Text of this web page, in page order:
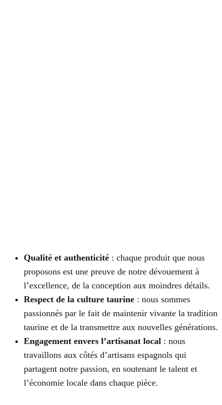
Qualité et authenticité : chaque produit que nous
proposons est une preuve de notre dévouement à
l’excellence, de la conception aux moindres détails.
Respect de la culture taurine : nous sommes
passionnés par le fait de maintenir vivante la tradition
taurine et de la transmettre aux nouvelles générations.
Engagement envers l’artisanat local : nous
travaillons aux côtés d’artisans espagnols qui
partagent notre passion, en soutenant le talent et
l’économie locale dans chaque pièce.